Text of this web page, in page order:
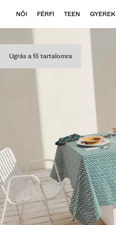
Ugrás a fő tartalomra
NŐI FÉRFI TEEN GYEREK